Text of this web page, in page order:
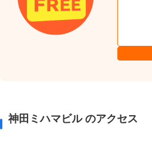
神田ミハマビル のアクセス